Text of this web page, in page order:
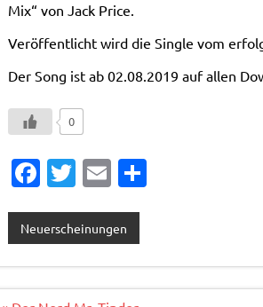
Mix“ von Jack Price.
Veröffentlicht wird die Single vom
Der Song ist ab 02.08.2019 auf allen
0
Fa
e
b
o
T
it
te
r
E
ai
l
T
n
Neuerscheinungen